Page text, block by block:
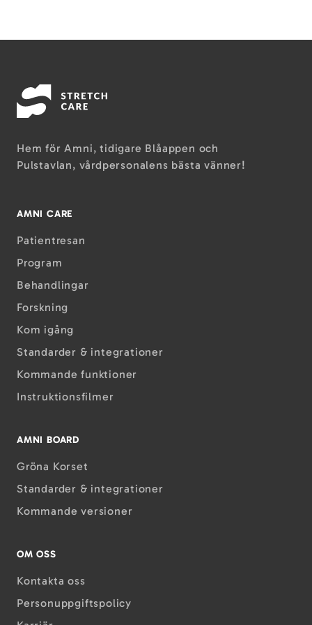
Hem för Amni, tidigare Blåappen och
Pulstavlan, vårdpersonalens bästa vänner!
AMNI CARE
Patientresan
Program
Behandlingar
Forskning
Kom igång
Standarder & integrationer
Kommande funktioner
Instruktions­filmer
AMNI BOARD
Gröna Korset
Standarder & integrationer
Kommande versioner
OM OSS
Kontakta oss
Personuppgiftspolicy